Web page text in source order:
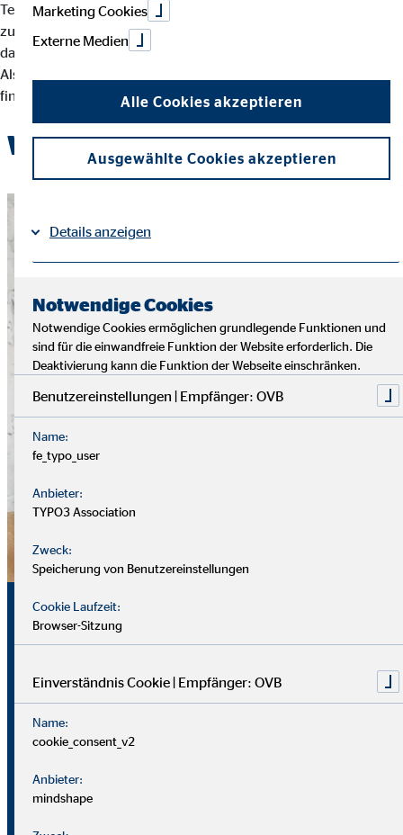
Teamarbeit und intensiver Austausch sind für uns der Schlüssel
zu besten Ergebnissen. Dein Arbeitsalltag ist abwechslungsreich,
da jede Kundin und jeder Kunde individuelle Lösungen braucht.
Als OVB-Berater*in unterstützt du deine Kund*innen bei
finanziellen Entscheidungen und der Erreichung ihrer Ziele.
Werde Teil des OVB-Teams
Sicherheit, Chancen und
echte Perspektiven
Für uns zählt nicht dein Lebenslauf, sondern wer du bist und
was du erreichen möchtest. Wichtiger sind deine
zwischenmenschlichen und persönlichen Stärken.
Du solltest offen, kontaktfreudig und freundlich auftreten
Marketing Cookies
Externe Medien
Alle Cookies akzeptieren
Ausgewählte Cookies akzeptieren
Details anzeigen
Notwendige Cookies
Notwendige Cookies ermöglichen grundlegende Funktionen und
sind für die einwandfreie Funktion der Website erforderlich. Die
Deaktivierung kann die Funktion der Webseite einschränken.
Benutzereinstellungen | Empfänger: OVB
Name:
fe_typo_user
Anbieter:
TYPO3 Association
Zweck:
Speicherung von Benutzereinstellungen
Cookie Laufzeit:
Browser-Sitzung
Einverständnis Cookie | Empfänger: OVB
Name:
cookie_consent_v2
Anbieter:
mindshape